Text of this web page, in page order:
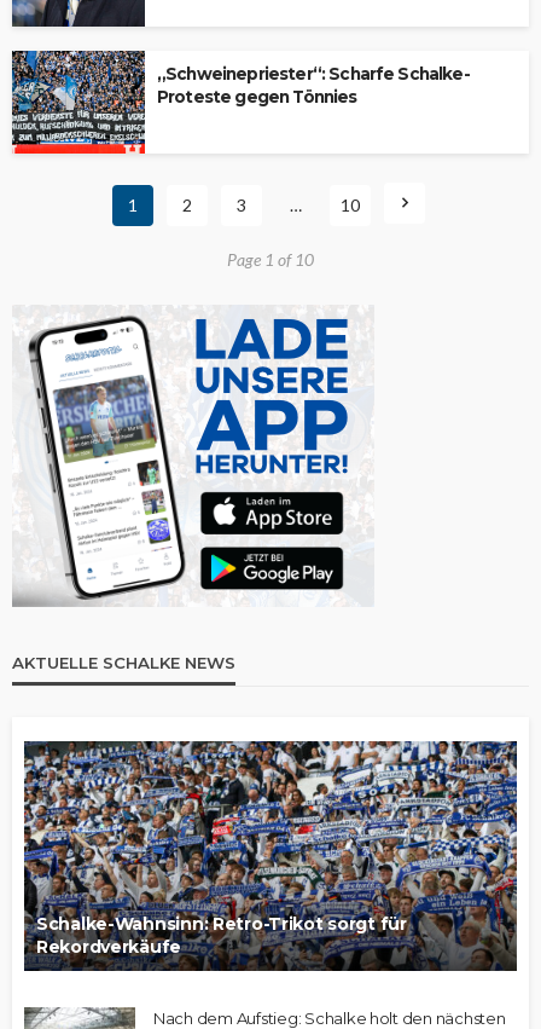
„Schweinepriester“: Scharfe Schalke-
Proteste gegen Tönnies
1 2 3 … 10
Page 1 of 10
AKTUELLE SCHALKE NEWS
Schalke-Wahnsinn: Retro-Trikot sorgt für
Rekordverkäufe
Nach dem Aufstieg: Schalke holt den nächsten